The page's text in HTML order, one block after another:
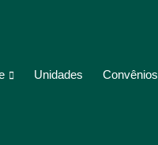
Unidades Convênios